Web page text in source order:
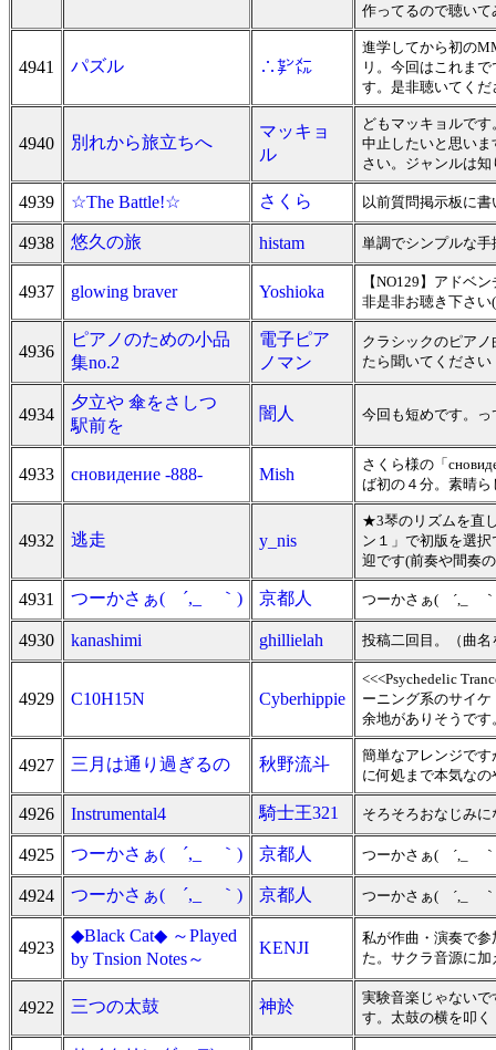
作ってるので聴いて
4941 パズル ∴㌢㍍
進学してから初の
リ。今回はこれま
す。是非聴いてく
4940 別れから旅立ちへ
マッキョ
ル
どもマッキョルで
中止したいと思い
さい。ジャンルは知
4939 ☆The Battle!☆ さくら 以前質問掲示板に
4938 悠久の旅 histam 単調でシンプルな
4937 glowing braver Yoshioka
【NO129】アドベ
非是非お聴き下さい
4936
ピアノのための小品
集no.2
電子ピア
ノマン
クラシックのピア
たら聞いてください
4934
夕立や 傘をさしつゝ
駅前を
闇人 今回も短めです。
4933 сновидение -888- Mish
さくら様の「
ば初の４分。素晴
4932 逃走 y_nis
★3琴のリズムを直
ン１」で初版を選
迎です(前奏や間奏
4931 つーかさぁ( ´,_ゝ｀) 京都人 つーかさぁ( ´,_ゝ
4930 kanashimi ghillielah 投稿二回目。（曲
4929 C10H15N Cyberhippie
<<<Psychedelic
ーニング系のサイ
余地がありそうです
4927 三月は通り過ぎるの 秋野流斗
簡単なアレンジで
に何処まで本気なの
4926 Instrumental4 騎士王321 そろそろおなじみ
4925 つーかさぁ( ´,_ゝ｀) 京都人 つーかさぁ( ´,_ゝ
4924 つーかさぁ( ´,_ゝ｀) 京都人 つーかさぁ( ´,_ゝ
4923
◆Black Cat◆ ～Played
by Tnsion Notes～
KENJI
私が作曲・演奏で
た。サクラ音源に
4922 三つの太鼓 神於
実験音楽じゃない
す。太鼓の横を叩